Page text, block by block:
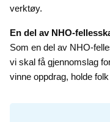
verktøy.
En del av NHO-
Som en del av NHO-
vi skal få gjennomslag
vinne oppdrag, holde